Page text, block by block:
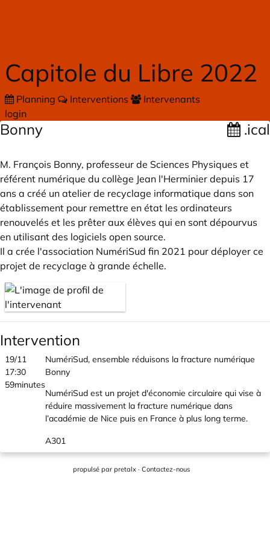
Capitole du Libre 2022
Planning Interventions
Intervenants
login
Bonny .ical
M. François Bonny, professeur de Sciences Physiques et
référent numérique du collège Jean l'Herminier depuis 17
ans a créé un atelier de recyclage informatique dans son
établissement pour remettre en état les ordinateurs
renouvelés et les prêter aux élèves qui en sont dépourvus
en utilisant des logiciels open source.
Il a crée l'association NumériSud fin 2021 pour déployer ce
projet de recyclage à grande échelle.
Intervention
19/11
17:30
59minutes
NumériSud, ensemble réduisons la fracture numérique
Bonny
NumériSud est un projet d'économie circulaire qui vise à
réduire massivement la fracture numérique dans
l’académie de Nice puis en France à plus long terme.
A301
propulsé par pretalx · Contactez-nous